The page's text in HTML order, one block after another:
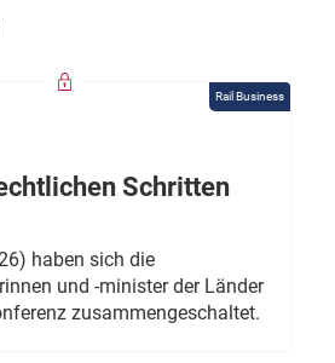
Rail Business
Schritten
haben sich die
und -minister der Länder
zusammengeschaltet.